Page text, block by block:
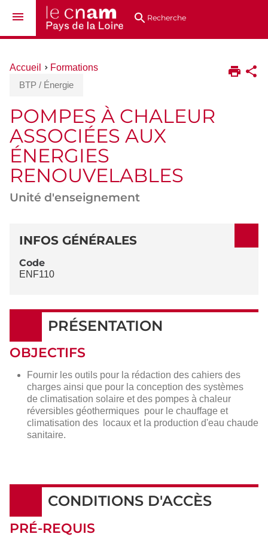
au
directsRecherche
Vous
ici :
Accueil
Formations
BTP / Énergie
POMPES À CHALEUR
ASSOCIÉES AUX
ÉNERGIES
RENOUVELABLES
Unité d'enseignement
DÉTAILS
INFOS GÉNÉRALES
Code
ENF110
PRÉSENTATION
OBJECTIFS
Fournir les outils pour la rédaction des cahiers des
charges ainsi que pour la conception des systèmes
de climatisation solaire et des pompes à chaleur
réversibles géothermiques pour le chauffage et
climatisation des locaux et la production d'eau chaude
sanitaire.
CONDITIONS D'ACCÈS
PRÉ-REQUIS